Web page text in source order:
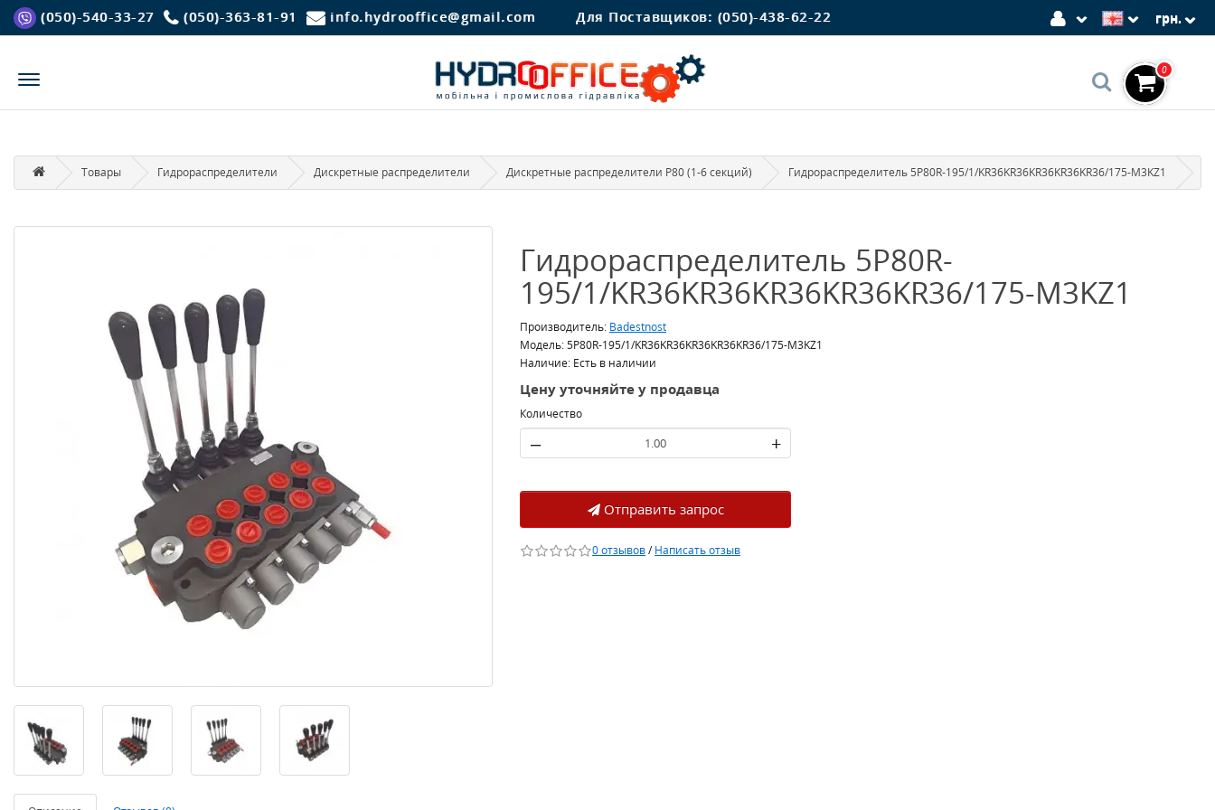
(050)-540-33-27 (050)-363-81-91 info.hydrooffice@gmail.com Для Поставщиков: (050)-438-62-22 грн.
0
Товары Гидрораспределители Дискретные распределители Дискретные распределители Р80 (1-6 секций) Гидрораспределитель 5P80R-195/1/KR36KR36KR36KR36KR36/175-M3KZ1
Гидрораспределитель 5P80R-
195/1/KR36KR36KR36KR36KR36/175-M3KZ1
Производитель: Badestnost
Модель: 5P80R-195/1/KR36KR36KR36KR36KR36/175-M3KZ1
Наличие: Есть в наличии
Цену уточняйте у продавца
Количество
– +
Отправить запрос
0 отзывов/Написать отзыв